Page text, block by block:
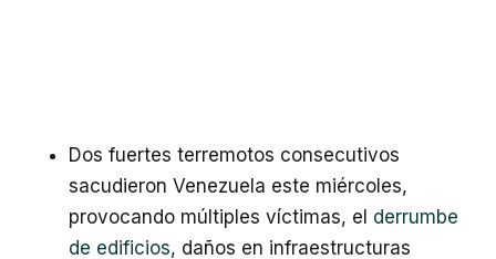
Dos fuertes terremotos consecutivos
sacudieron Venezuela este miércoles,
provocando múltiples víctimas, el derrumbe
de edificios, daños en infraestructuras